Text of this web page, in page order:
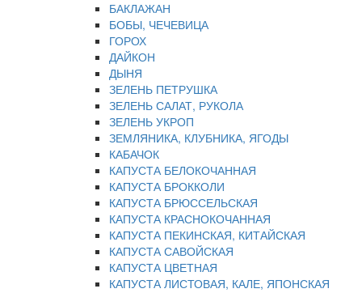
БАКЛАЖАН
БОБЫ, ЧЕЧЕВИЦА
ГОРОХ
ДАЙКОН
ДЫНЯ
ЗЕЛЕНЬ ПЕТРУШКА
ЗЕЛЕНЬ САЛАТ, РУКОЛА
ЗЕЛЕНЬ УКРОП
ЗЕМЛЯНИКА, КЛУБНИКА, ЯГОДЫ
КАБАЧОК
КАПУСТА БЕЛОКОЧАННАЯ
КАПУСТА БРОККОЛИ
КАПУСТА БРЮССЕЛЬСКАЯ
КАПУСТА КРАСНОКОЧАННАЯ
КАПУСТА ПЕКИНСКАЯ, КИТАЙСКАЯ
КАПУСТА САВОЙСКАЯ
КАПУСТА ЦВЕТНАЯ
КАПУСТА ЛИСТОВАЯ, КАЛЕ, ЯПОНСКАЯ